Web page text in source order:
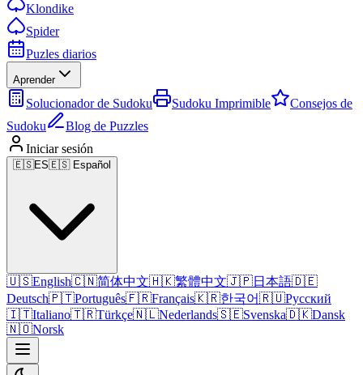
Klondike
Spider
Puzles diarios
Aprender
Solucionador de Sudoku Sudoku Imprimible
Consejos de
Sudoku
Blog de Puzzles
Iniciar sesión
🇪🇸ES🇪🇸 Español
🇺🇸English🇨🇳简体中文🇭🇰繁體中文🇯🇵日本語🇩🇪
Deutsch🇵🇹Português🇫🇷Français🇰🇷한국어🇷🇺Русский
🇮🇹Italiano🇹🇷Türkçe🇳🇱Nederlands🇸🇪Svenska🇩🇰Dansk
🇳🇴Norsk